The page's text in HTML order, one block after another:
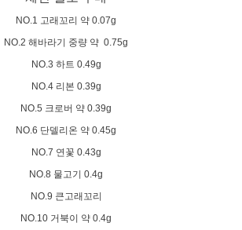
NO.1 고래꼬리 약 0.07g
NO.2 해바라기 중량 약 0.75g
NO.3 하트 0.49g
NO.4 리본 0.39g
NO.5 크로버 약 0.39g
NO.6 단델리온 약 0.45g
NO.7 연꽃 0.43g
NO.8 물고기 0.4g
NO.9 큰고래꼬리
NO.10 거북이 약 0.4g